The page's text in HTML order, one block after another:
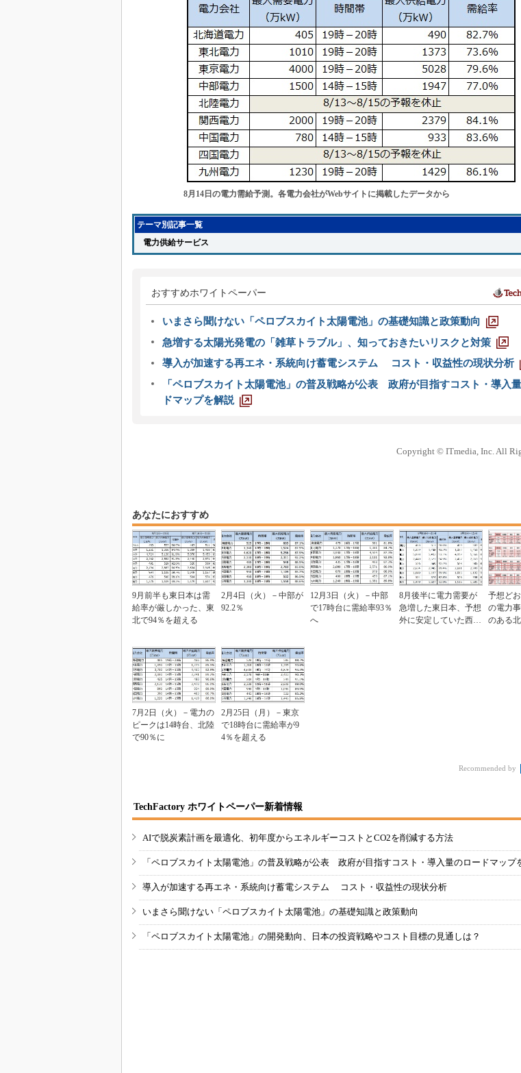
8月14日の電力需給予測。各電力会社がWebサイトに掲載したデータから
テーマ別記事一覧
電力供給サービス
おすすめホワイトペーパー
いまさら聞けない「ペロブスカイト太陽電池」の基礎知識と政策動向
急増する太陽光発電の「雑草トラブル」、知っておきたいリスクと対策
導入が加速する再エネ・系統向け蓄電システム コスト・収益性の現状分析
「ペロブスカイト太陽電池」の普及戦略が公表 政府が目指すコスト・導入
ドマップを解説
Copyright © ITmedia, Inc. All
あなたにおすすめ
9月前半も東日本は需
給率が厳しかった、東
北で94％を超える
2月4日（火）－中部が
92.2％
12月3日（火）－中部
で17時台に需給率93％
へ
8月後半に電力需要が
急増した東日本、予想
外に安定していた西日
予想ど
の電力
のある
7月2日（火）－電力の
ピークは14時台、北陸
で90％に
2月25日（月）－東京
で18時台に需給率が9
4％を超える
Recommended by
TechFactory ホワイトペーパー新着情報
AIで脱炭素計画を最適化、初年度からエネルギーコストとCO2を削減する方法
「ペロブスカイト太陽電池」の普及戦略が公表 政府が目指すコスト・導入量のロードマップ
導入が加速する再エネ・系統向け蓄電システム コスト・収益性の現状分析
いまさら聞けない「ペロブスカイト太陽電池」の基礎知識と政策動向
「ペロブスカイト太陽電池」の開発動向、日本の投資戦略やコスト目標の見通しは？